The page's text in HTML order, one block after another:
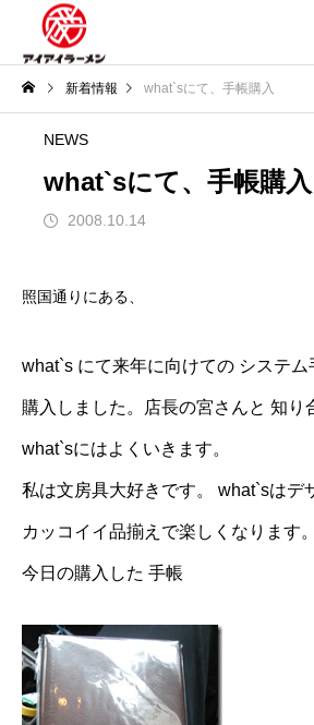
新着情報 what`sにて、手帳購入
NEWS
what`sにて、手帳購入
2008.10.14
照国通りにある、
what`s にて来年に向けての システム
購入しました。店長の宮さんと 知り
what`sにはよくいきます。
私は文房具大好きです。 what`sはデ
カッコイイ品揃えで楽しくなります。
今日の購入した 手帳